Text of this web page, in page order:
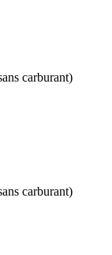
carburant)
carburant)